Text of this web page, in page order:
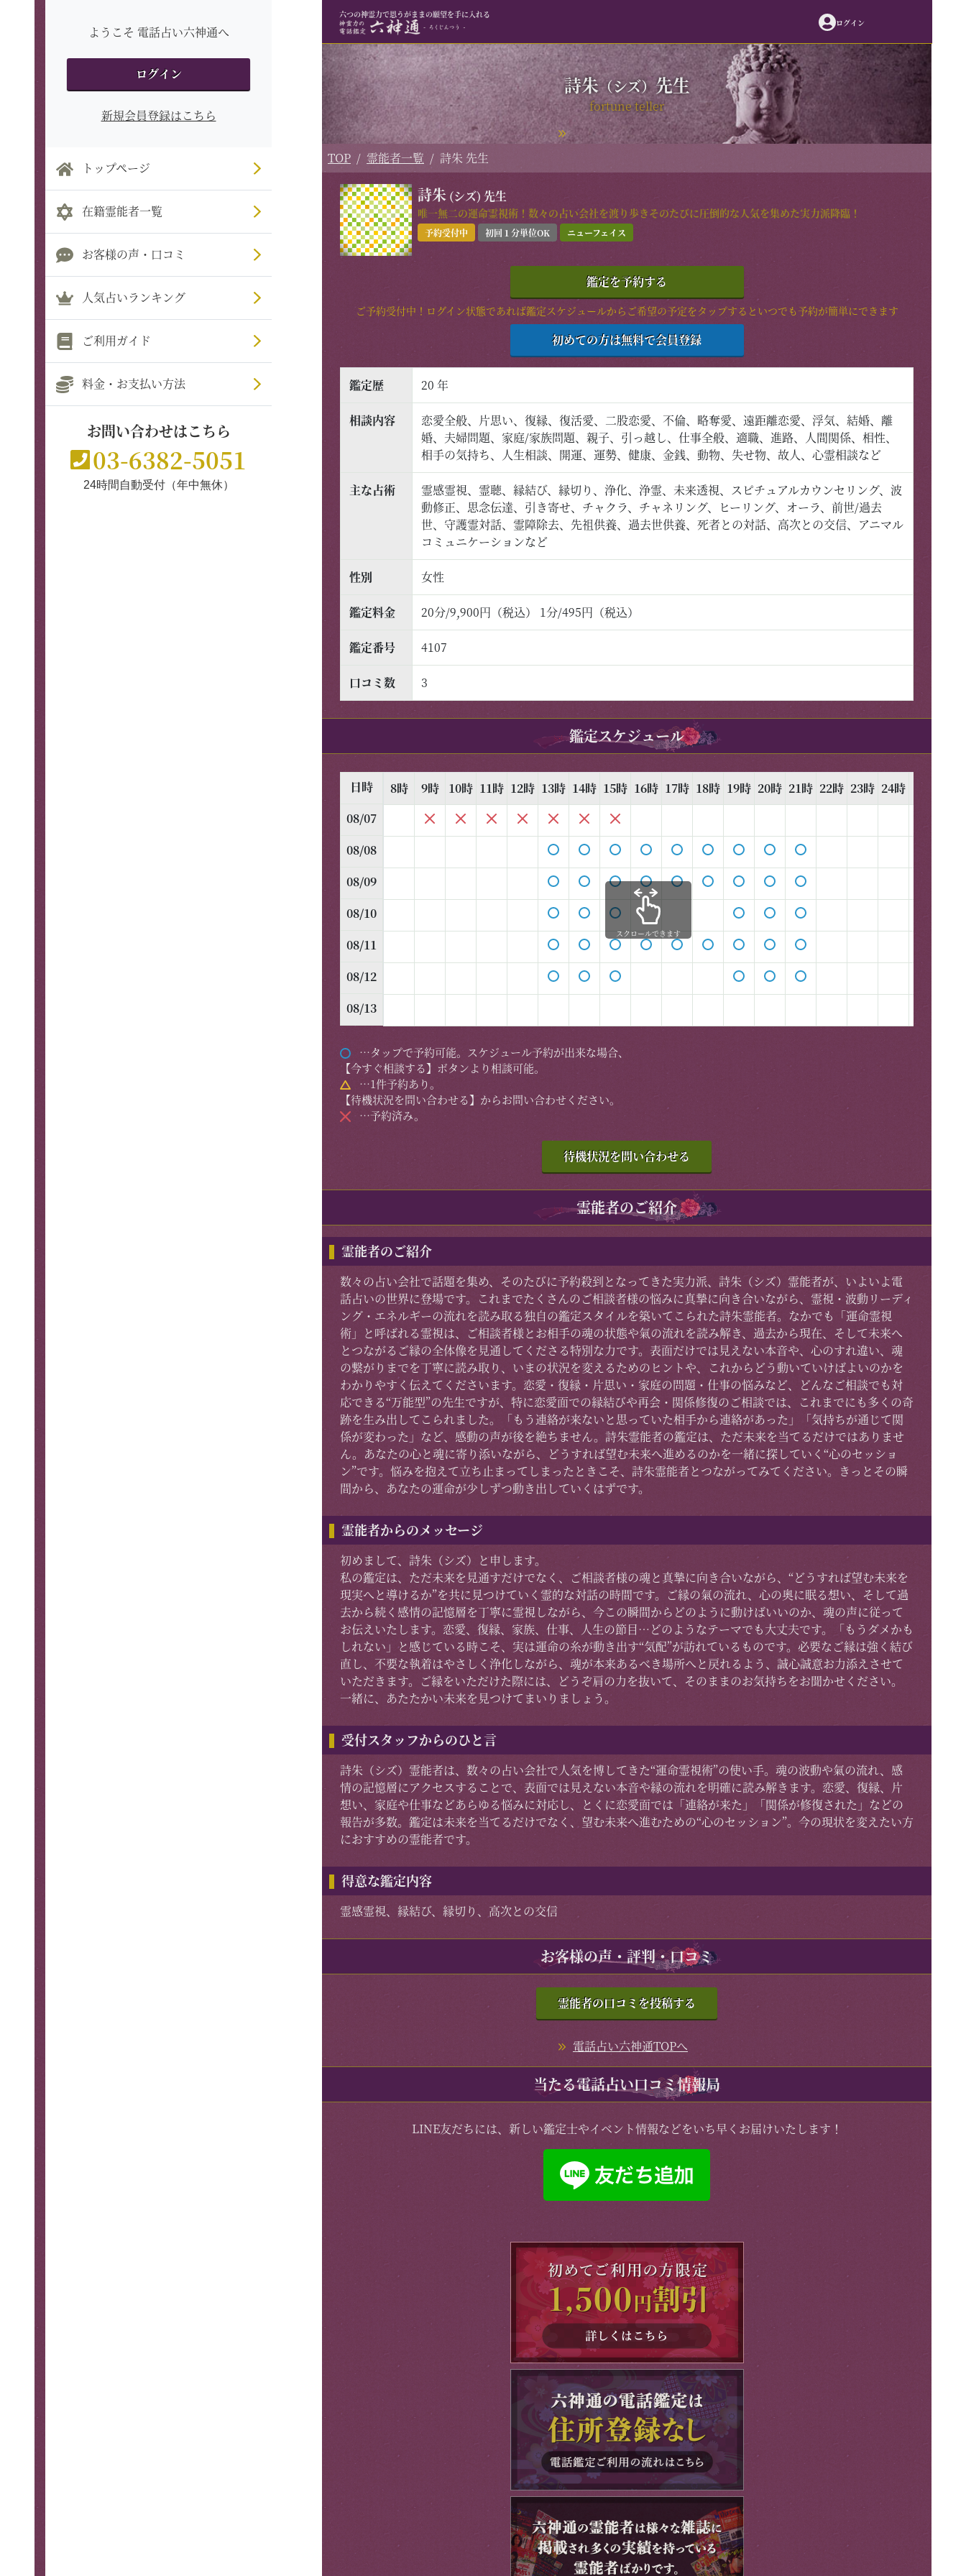
ようこそ 電話占い六神通へ
ログイン
新規会員登録はこちら
トップページ
在籍霊能者一覧
お客様の声・口コミ
人気占いランキング
ご利用ガイド
料金・お支払い方法
お問い合わせはこちら
03-6382-5051
24時間自動受付（年中無休）
六つの神霊力で思うがままの願望を手に入れる
ログイン
詩朱（シズ）先生
fortune teller
TOP 霊能者一覧 詩朱 先生
詩朱 (シズ) 先生
唯一無二の運命霊視術！数々の占い会社を渡り歩きそのたびに圧倒的な人気を集めた実力派降臨！
予約受付中 初回１分単位OK ニューフェイス
鑑定を予約する
ご予約受付中！ログイン状態であれば鑑定スケジュールからご希望の予定をタップするといつでも予約が簡単にできます
初めての方は無料で会員登録
鑑定歴 20 年
相談内容
恋愛全般、片思い、復縁、復活愛、二股恋愛、不倫、略奪愛、遠距離恋愛、浮気、結婚、離
婚、夫婦問題、家庭/家族問題、親子、引っ越し、仕事全般、適職、進路、人間関係、相性、
相手の気持ち、人生相談、開運、運勢、健康、金銭、動物、失せ物、故人、心霊相談など
主な占術
霊感霊視、霊聴、縁結び、縁切り、浄化、浄霊、未来透視、スピチュアルカウンセリング、波
動修正、思念伝達、引き寄せ、チャクラ、チャネリング、ヒーリング、オーラ、前世/過去
世、守護霊対話、霊障除去、先祖供養、過去世供養、死者との対話、高次との交信、アニマル
コミュニケーションなど
性別 女性
鑑定料金 20分/9,900円（税込） 1分/495円（税込）
鑑定番号 4107
口コミ数 3
鑑定スケジュール
日時
08/07
08/08
08/09
08/10
08/11
08/12
08/13
8時 9時 10時 11時 12時 13時 14時 15時 16時 17時 18時 19時 20時 21時 22時 23時 24時
スクロールできます
…タップで予約可能。スケジュール予約が出来な場合、
【今すぐ相談する】ボタンより相談可能。
…1件予約あり。
【待機状況を問い合わせる】からお問い合わせください。
…予約済み。
待機状況を問い合わせる
霊能者のご紹介
霊能者のご紹介
数々の占い会社で話題を集め、そのたびに予約殺到となってきた実力派、詩朱（シズ）霊能者が、いよいよ電
話占いの世界に登場です。これまでたくさんのご相談者様の悩みに真摯に向き合いながら、霊視・波動リーディ
ング・エネルギーの流れを読み取る独自の鑑定スタイルを築いてこられた詩朱霊能者。なかでも「運命霊視
術」と呼ばれる霊視は、ご相談者様とお相手の魂の状態や氣の流れを読み解き、過去から現在、そして未来へ
とつながるご縁の全体像を見通してくださる特別な力です。表面だけでは見えない本音や、心のすれ違い、魂
の繋がりまでを丁寧に読み取り、いまの状況を変えるためのヒントや、これからどう動いていけばよいのかを
わかりやすく伝えてくださいます。恋愛・復縁・片思い・家庭の問題・仕事の悩みなど、どんなご相談でも対
応できる“万能型”の先生ですが、特に恋愛面での縁結びや再会・関係修復のご相談では、これまでにも多くの奇
跡を生み出してこられました。「もう連絡が来ないと思っていた相手から連絡があった」「気持ちが通じて関
係が変わった」など、感動の声が後を絶ちません。詩朱霊能者の鑑定は、ただ未来を当てるだけではありませ
ん。あなたの心と魂に寄り添いながら、どうすれば望む未来へ進めるのかを一緒に探していく“心のセッショ
ン”です。悩みを抱えて立ち止まってしまったときこそ、詩朱霊能者とつながってみてください。きっとその瞬
間から、あなたの運命が少しずつ動き出していくはずです。
霊能者からのメッセージ
初めまして、詩朱（シズ）と申します。
私の鑑定は、ただ未来を見通すだけでなく、ご相談者様の魂と真摯に向き合いながら、“どうすれば望む未来を
現実へと導けるか”を共に見つけていく霊的な対話の時間です。ご縁の氣の流れ、心の奥に眠る想い、そして過
去から続く感情の記憶層を丁寧に霊視しながら、今この瞬間からどのように動けばいいのか、魂の声に従って
お伝えいたします。恋愛、復縁、家族、仕事、人生の節目…どのようなテーマでも大丈夫です。「もうダメかも
しれない」と感じている時こそ、実は運命の糸が動き出す“気配”が訪れているものです。必要なご縁は強く結び
直し、不要な執着はやさしく浄化しながら、魂が本来あるべき場所へと戻れるよう、誠心誠意お力添えさせて
いただきます。ご縁をいただけた際には、どうぞ肩の力を抜いて、そのままのお気持ちをお聞かせください。
一緒に、あたたかい未来を見つけてまいりましょう。
受付スタッフからのひと言
詩朱（シズ）霊能者は、数々の占い会社で人気を博してきた“運命霊視術”の使い手。魂の波動や氣の流れ、感
情の記憶層にアクセスすることで、表面では見えない本音や縁の流れを明確に読み解きます。恋愛、復縁、片
想い、家庭や仕事などあらゆる悩みに対応し、とくに恋愛面では「連絡が来た」「関係が修復された」などの
報告が多数。鑑定は未来を当てるだけでなく、望む未来へ進むための“心のセッション”。今の現状を変えたい方
におすすめの霊能者です。
得意な鑑定内容
霊感霊視、縁結び、縁切り、高次との交信
お客様の声・評判・口コミ
霊能者の口コミを投稿する
電話占い六神通TOPへ
当たる電話占い口コミ情報局
LINE友だちには、新しい鑑定士やイベント情報などをいち早くお届けいたします！
電話でのお問い合わせ
六つの神霊力による特別な電話鑑定で、
霊能者があなたの「愛」を叶えます。
03-6382-5051
24時間自動受付（年中無休）
メールで問い合わせる
六神通 TOP
霊能者一覧
お客様からの声
人気ランキング
ご利用ガイド
料金・お支払い
よくあるご質問
六神通とは
利用規約
特定商取引法表記
個人情報保護方針
会員ログイン